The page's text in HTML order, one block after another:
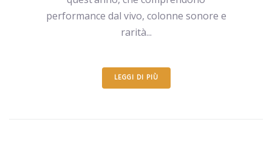
performance dal vivo, colonne sonore e
rarità...
LEGGI DI PIÙ